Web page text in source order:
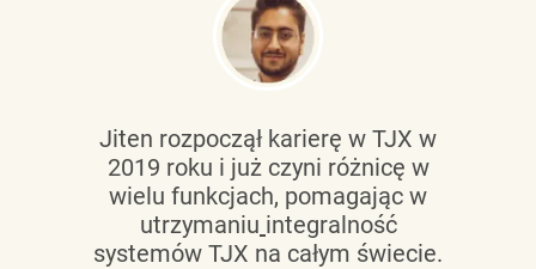
Jiten rozpoczął karierę w TJX w
2019 roku i już czyni różnicę w
wielu funkcjach, pomagając w
utrzymaniu integralność
systemów TJX na całym świecie.